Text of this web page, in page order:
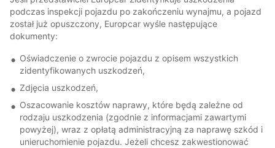
podczas inspekcji pojazdu po zakończeniu wynajmu, a pojazd
został już opuszczony, Europcar wyśle następujące
dokumenty:
Oświadczenie o zwrocie pojazdu z opisem wszystkich
zidentyfikowanych uszkodzeń,
Zdjęcia uszkodzeń,
Oszacowanie kosztów naprawy, które będą zależne od
rodzaju uszkodzenia (zgodnie z informacjami zawartymi
powyżej), wraz z opłatą administracyjną za naprawę szkód i
unieruchomienie pojazdu. Jeżeli chcesz zakwestionować